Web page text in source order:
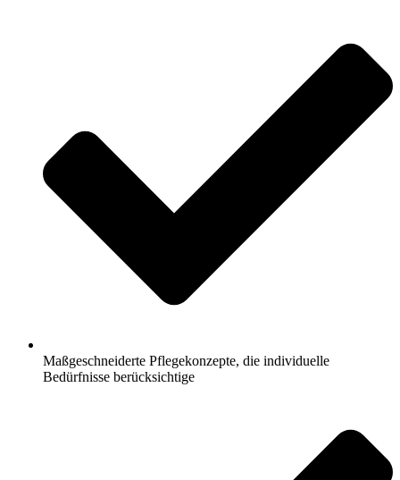
Maßgeschneiderte Pflegekonzepte, die individuelle
Bedürfnisse berücksichtige